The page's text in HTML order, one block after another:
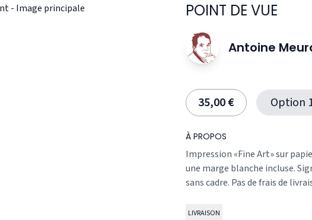
POINT DE VUE
Antoine
35,00 € Option
À PROPOS
Impression «Fine Art» sur
une marge blanche incluse.
sans cadre. Pas de frais de
LIVRAISON